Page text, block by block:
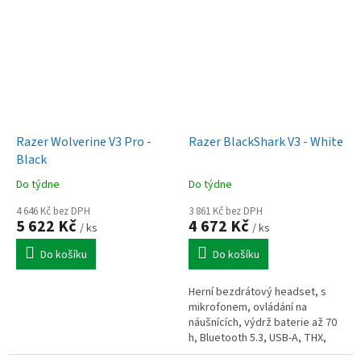
Razer Wolverine V3 Pro -
Black
Do týdne
4 646 Kč bez DPH
5 622 Kč / ks
Do košíku
Razer BlackShark V3 - White
Do týdne
3 861 Kč bez DPH
4 672 Kč / ks
Do košíku
Herní bezdrátový headset, s
mikrofonem, ovládání na
náušnících, výdrž baterie až 70
h, Bluetooth 5.3, USB-A, THX,
bílý